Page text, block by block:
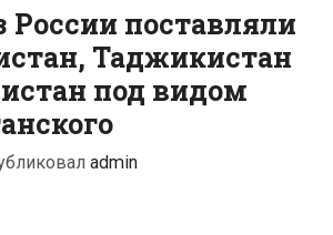
России поставляли
Таджикистан
под видом
admin